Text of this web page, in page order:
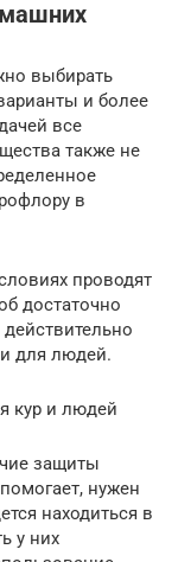
выбирать
и более
все
также не
в
проводят
достаточно
для людей.
кур и людей
защиты
нужен
находиться в
у них